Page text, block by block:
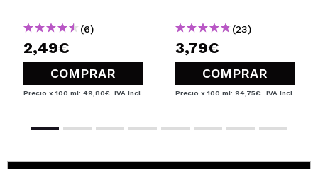
(6)
2,49€
COMPRAR
Precio x 100 ml: 49,80€ IVA Incl.
(23)
3,79€
COMPRAR
Precio x 100 ml: 94,75€ IVA Incl.